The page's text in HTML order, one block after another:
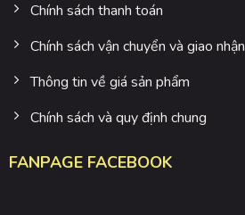
Chính sách thanh toán
Chính sách vận chuyển và giao nhận
Thông tin về giá sản phẩm
Chính sách và quy định chung
FANPAGE FACEBOOK